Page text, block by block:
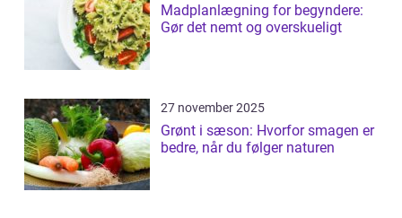
Madplanlægning for begyndere:
Gør det nemt og overskueligt
27 november 2025
Grønt i sæson: Hvorfor smagen er
bedre, når du følger naturen